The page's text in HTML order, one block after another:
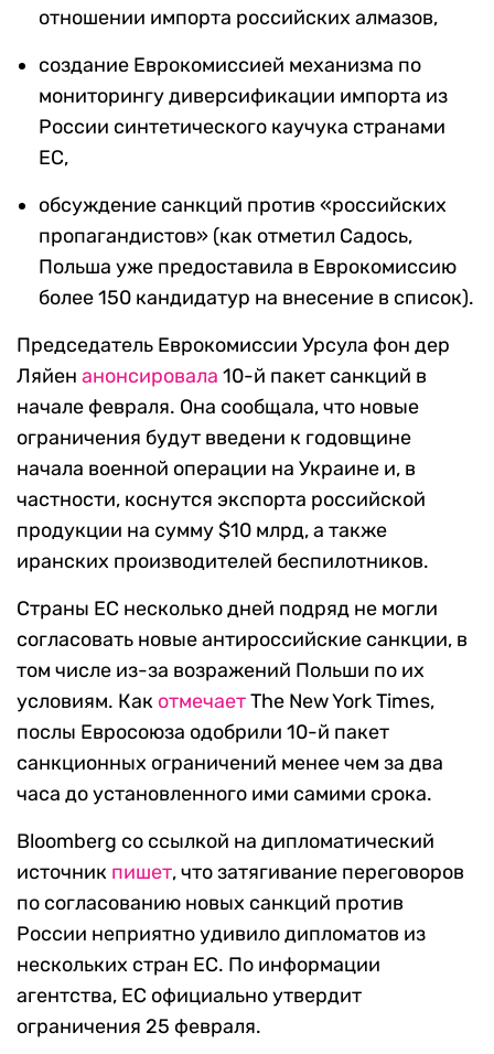
отношении импорта российских алмазов,
создание Еврокомиссией механизма по
мониторингу диверсификации импорта из
России синтетического каучука странами
ЕС,
обсуждение санкций против «российских
пропагандистов» (как отметил Садось,
Польша уже предоставила в Еврокомиссию
более 150 кандидатур на внесение в список).
Председатель Еврокомиссии Урсула фон дер
Ляйен анонсировала 10-й пакет санкций в
начале февраля. Она сообщала, что новые
ограничения будут введени к годовщине
начала военной операции на Украине и, в
частности, коснутся экспорта российской
продукции на сумму $10 млрд, а также
иранских производителей беспилотников.
Страны ЕС несколько дней подряд не могли
согласовать новые антироссийские санкции, в
том числе из-за возражений Польши по их
условиям. Как отмечаетThe New York Times,
послы Евросоюза одобрили 10-й пакет
санкционных ограничений менее чем за два
часа до установленного ими самими срока.
Bloomberg со ссылкой на дипломатический
источник пишет, что затягивание переговоров
по согласованию новых санкций против
России неприятно удивило дипломатов из
нескольких стран ЕС. По информации
агентства, ЕС официально утвердит
ограничения 25 февраля.